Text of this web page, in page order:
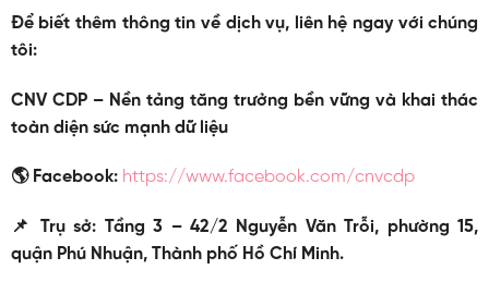
Để biết thêm thông tin về dịch vụ, liên hệ ngay với chúng
tôi:
CNV CDP – Nền tảng tăng trưởng bền vững và khai thác
toàn diện sức mạnh dữ liệu
🌎 Facebook: https://www.facebook.com/cnvcdp
📌 Trụ sở: Tầng 3 – 42/2 Nguyễn Văn Trỗi, phường 15,
quận Phú Nhuận, Thành phố Hồ Chí Minh.